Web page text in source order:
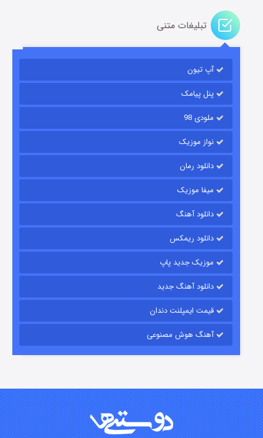
قسمت
قسمت۲ (دوبله) منتشر شد
تبلیغات متنی
آپ تیون
پنل پیامک
ملودی 98
نواز موزیک
دانلود رمان
میفا موزیک
دانلود آهنگ
دانلود ریمکس
موزیک جدید پاپ
دانلود آهنگ جدید
قیمت ایمپلنت دندان
آهنگ هوش مصنوعی